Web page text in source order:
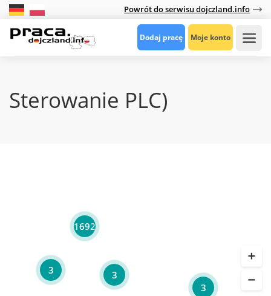
Powrót do serwisu dojczland.info
Dodaj pracę Moje konto
Sterowanie PLC)
3
3
3
1692